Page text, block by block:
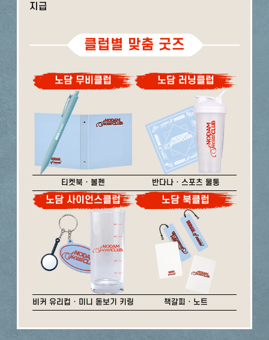
지급
클럽별 맞춤 굿즈
노담 무비클럽
티켓북 · 볼펜
노담 러닝클럽
반다나 · 스포츠 물통
노담 사이언스클럽
비커 유리컵 · 미니 돋보기 키링
노담 북클럽
책갈피 · 노트